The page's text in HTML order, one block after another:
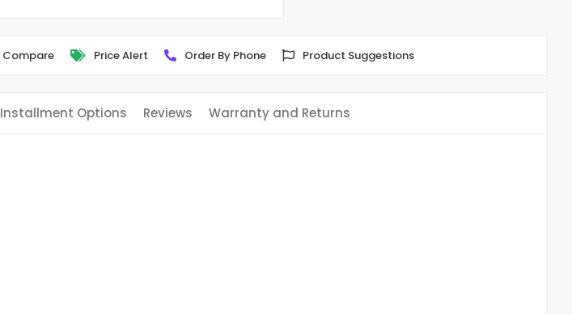
Compare Price Alert Order By Phone Product Suggestions
Installment Options Reviews Warranty and Returns